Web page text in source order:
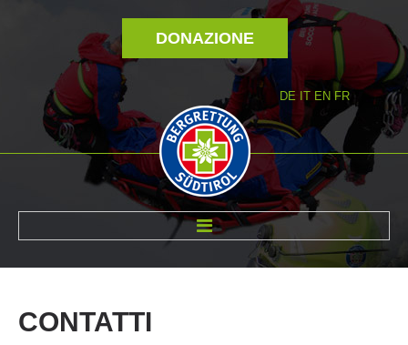
DONAZIONE
DE IT EN FR
CONTATTI